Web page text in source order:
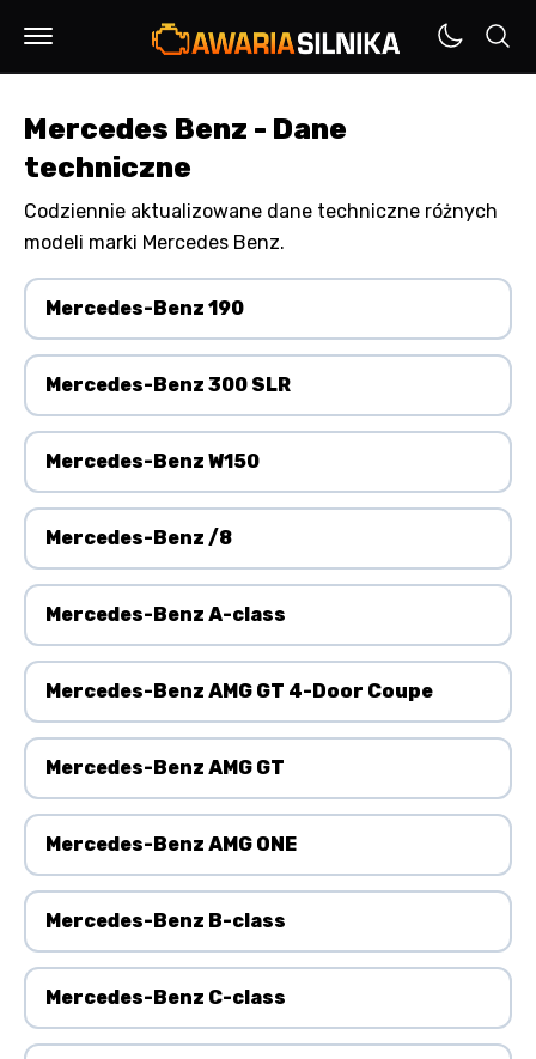
Mercedes Benz - Dane
techniczne
Codziennie aktualizowane dane techniczne różnych
modeli marki Mercedes Benz.
Mercedes-Benz 190
Mercedes-Benz 300 SLR
Mercedes-Benz W150
Mercedes-Benz /8
Mercedes-Benz A-class
Mercedes-Benz AMG GT 4-Door Coupe
Mercedes-Benz AMG GT
Mercedes-Benz AMG ONE
Mercedes-Benz B-class
Mercedes-Benz C-class